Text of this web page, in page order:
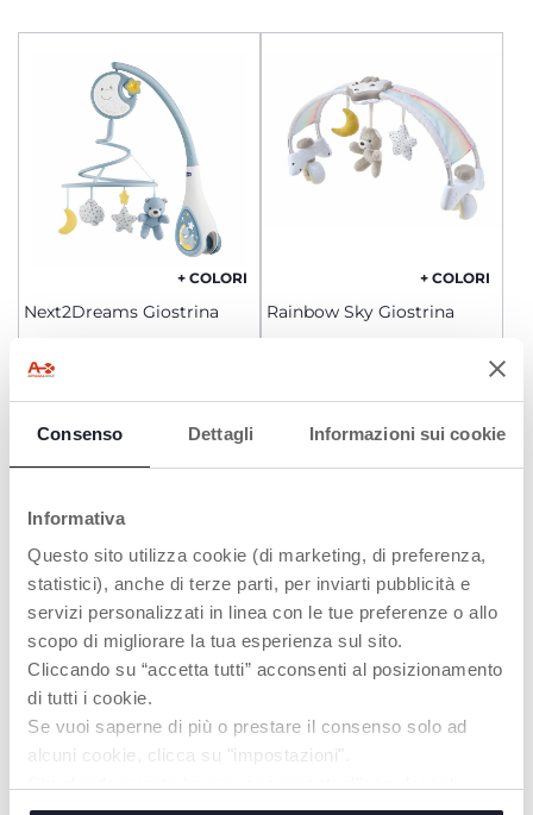
Consenso Dettagli Informazioni sui cookie
Informativa
Questo sito utilizza cookie (di marketing, di preferenza,
statistici), anche di terze parti, per inviarti pubblicità e
servizi personalizzati in linea con le tue preferenze o allo
scopo di migliorare la tua esperienza sul sito.
Cliccando su “accetta tutti” acconsenti al posizionamento
di tutti i cookie.
Se vuoi saperne di più o prestare il consenso solo ad
alcuni cookie, clicca su "impostazioni".
+ COLORI
Next2Dreams Giostrina
+ COLORI
Rainbow Sky Giostrina
+ COLORI
Next2Dreams Giostrina
Giostrina Musicale